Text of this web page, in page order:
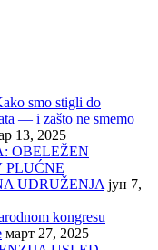
smo stigli do
— i zašto ne smemo
13, 2025
OBELEŽEN
PLUĆNE
UDRUŽENJA јун 7,
kongresu
март 27, 2025